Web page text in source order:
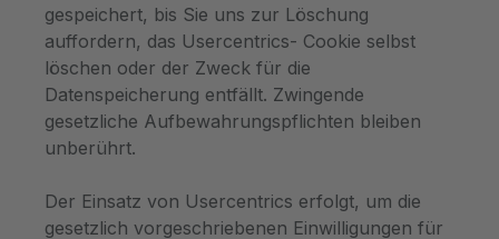
gespeichert, bis Sie uns zur Löschung
auffordern, das Usercentrics- Cookie selbst
löschen oder der Zweck für die
Datenspeicherung entfällt. Zwingende
gesetzliche Aufbewahrungspflichten bleiben
unberührt.
Der Einsatz von Usercentrics erfolgt, um die
gesetzlich vorgeschriebenen Einwilligungen für